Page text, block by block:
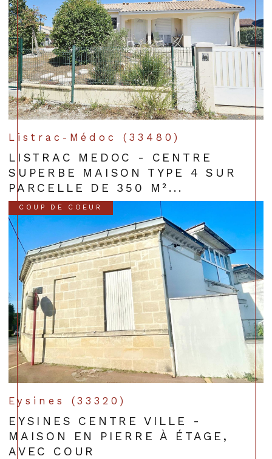
Listrac-Médoc (33480)
LISTRAC MEDOC - CENTRE
SUPERBE MAISON TYPE 4 SUR
PARCELLE DE 350 M²...
COUP DE COEUR
Eysines (33320)
EYSINES CENTRE VILLE -
MAISON EN PIERRE À ÉTAGE,
AVEC COUR